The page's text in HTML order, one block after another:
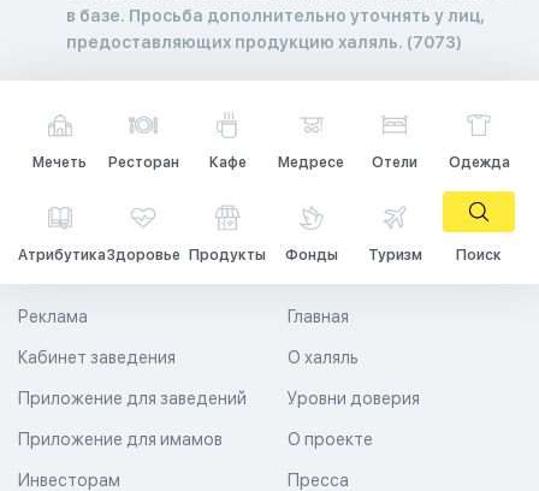
в базе. Просьба дополнительно уточнять у лиц,
предоставляющих продукцию халяль. (7073)
Мечеть Ресторан Кафе Медресе Отели Одежда
АтрибутикаЗдоровье Продукты Фонды Туризм Поиск
Главная
О халяль
Уровни доверия
Реклама
Кабинет заведения
Приложение для заведений
Приложение для имамов О проекте
Пресса
Инвесторам